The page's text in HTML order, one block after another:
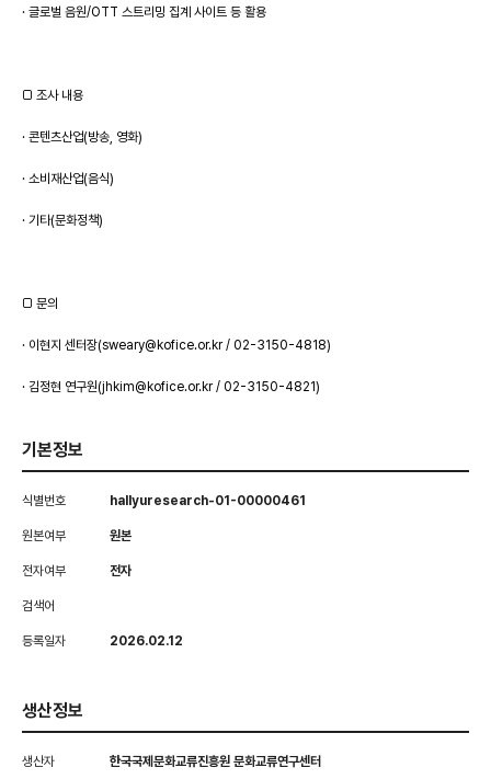
· 글로벌 음원/OTT 스트리밍 집계 사이트 등 활용
□ 조사 내용
· 콘텐츠산업(방송, 영화)
· 소비재산업(음식)
· 기타(문화정책)
□ 문의
· 이현지 센터장(sweary@kofice.or.kr / 02-3150-4818)
· 김정현 연구원(jhkim@kofice.or.kr / 02-3150-4821)
기본정보
식별번호 hallyuresearch-01-00000461
원본여부 원본
전자여부 전자
검색어
등록일자 2026.02.12
생산정보
생산자 한국국제문화교류진흥원 문화교류연구센터